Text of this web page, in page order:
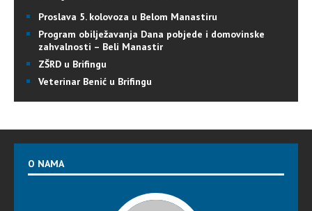
Proslava 5. kolovoza u Belom Manastiru
Program obilježavanja Dana pobjede i domovinske
zahvalnosti – Beli Manastir
ZŠRD u Brifingu
Veterinar Benić u Brifingu
O NAMA